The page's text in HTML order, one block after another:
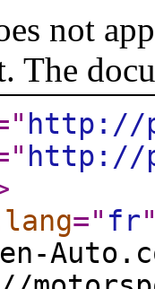
not
The
http://
http://
=" fr